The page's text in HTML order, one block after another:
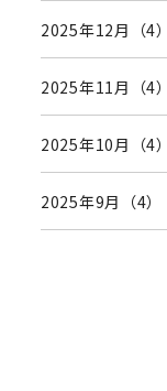
2025年12月（4）
2025年11月（4）
2025年10月（4）
2025年9月（4）